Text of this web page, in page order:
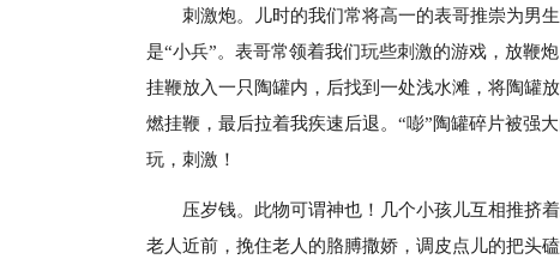
刺激炮。儿时的我们常将高一的表哥推崇为男
是“小兵”。表哥常领着我们玩些刺激的游戏，放鞭
挂鞭放入一只陶罐内，后找到一处浅水滩，将陶罐
燃挂鞭，最后拉着我疾速后退。“嘭”陶罐碎片被强
玩，刺激！
压岁钱。此物可谓神也！几个小孩儿互相推挤
老人近前，挽住老人的胳膊撒娇，调皮点儿的把头